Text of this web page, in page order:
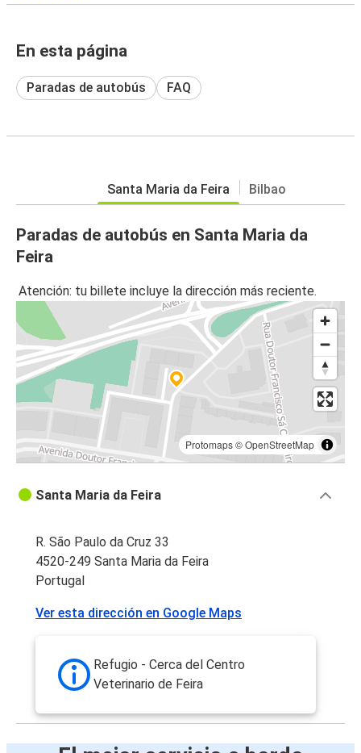
En esta página
Paradas de autobús FAQ
Santa Maria da Feira Bilbao
Paradas de autobús en Santa Maria da
Feira
Atención: tu billete incluye la dirección más reciente.
Protomaps©OpenStreetMap
Santa Maria da Feira
R. São Paulo da Cruz 33
4520-249 Santa Maria da Feira
Portugal
Ver esta dirección en Google Maps
Refugio - Cerca del Centro
Veterinario de Feira